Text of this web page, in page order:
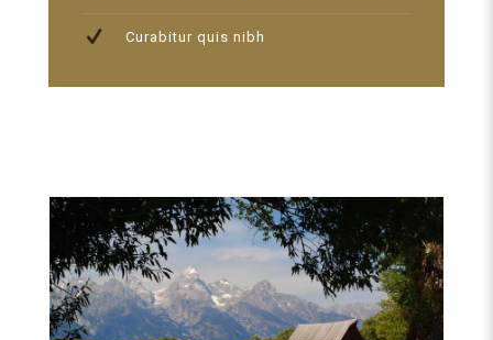
Curabitur quis nibh